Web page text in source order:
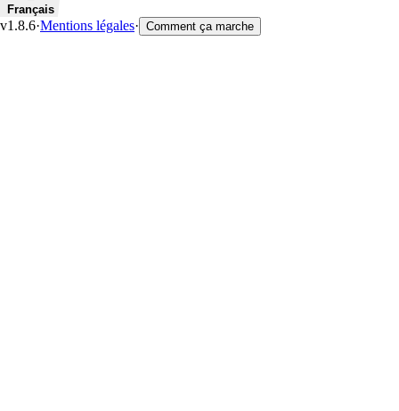
Français
v1.8.6·Mentions légales· Comment ça marche